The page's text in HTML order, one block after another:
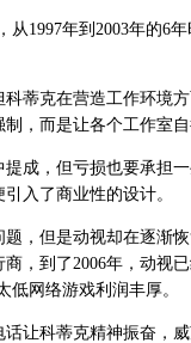
年到2003年的6
克在营造工作环境
，而是让各个工作室
，但亏损也要承担
入了商业性的设计。
但是动视却在逐渐恢
，到了2006年，动视
网络游戏利润丰厚。
科蒂克精神振奋，